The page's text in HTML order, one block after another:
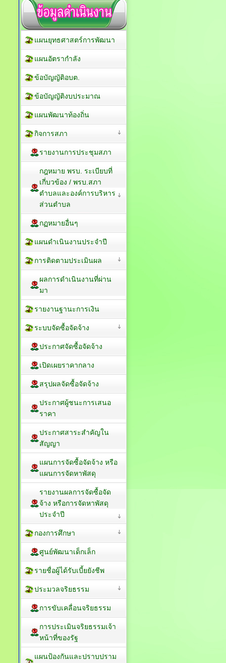
แผนยุทธศาสตร์การพัฒนา
แผนอัตรากำลัง
ข้อบัญญัติอบต.
ข้อบัญญัติงบประมาณ
แผนพัฒนาท้องถิ่น
กิจการสภา
รายงานการประชุมสภา
กฎหมาย พรบ. ระเบียบที่
เกี่บวข้อง / พรบ.สภา
ตำบลและองค์การบริหาร
ส่วนตำบล
กฏหมายอื่นๆ
แผนดำเนินงานประจำปี
การติดตามประเมินผล
ผลการดำเนินงานที่ผ่าน
มา
รายงานฐานะการเงิน
ระบบจัดซื้อจัดจ้าง
ประกาศจัดซื้อจัดจ้าง
เปิดเผยราคากลาง
สรุปผลจัดซื้อจัดจ้าง
ประกาศผู้ชนะการเสนอ
ราคา
ประกาศสาระสำคัญใน
สัญญา
แผนการจัดซื้อจัดจ้าง หรือ
แผนการจัดหาพัสดุ
รายงานผลการจัดซื้อจัด
จ้าง หรือการจัดหาพัสดุ
ประจำปี
กองการศึกษา
ศูนย์พัฒนาเด็กเล็ก
รายชื่อผู้ได้รับเบี้ยยังชีพ
ประมวลจริยธรรม
การขับเคลื่อนจริยธรรม
การประเมินจริยธรรมเจ้า
หน้าที่ของรัฐ
แผนป้องกันและปราบปราม